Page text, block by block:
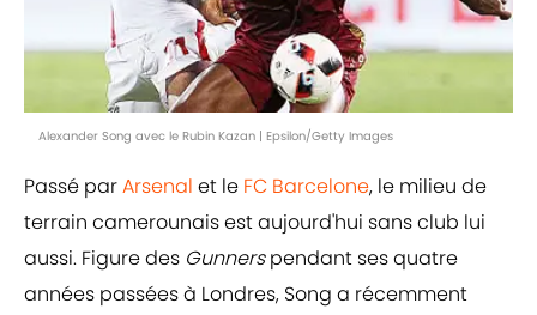
Alexander Song avec le Rubin Kazan | Epsilon/Getty Images
Passé parArsenal et le FC Barcelone, le milieu de
terrain camerounais est aujourd'hui sans club lui
aussi. Figure des Gunnerspendant ses quatre
années passées à Londres, Song a récemment